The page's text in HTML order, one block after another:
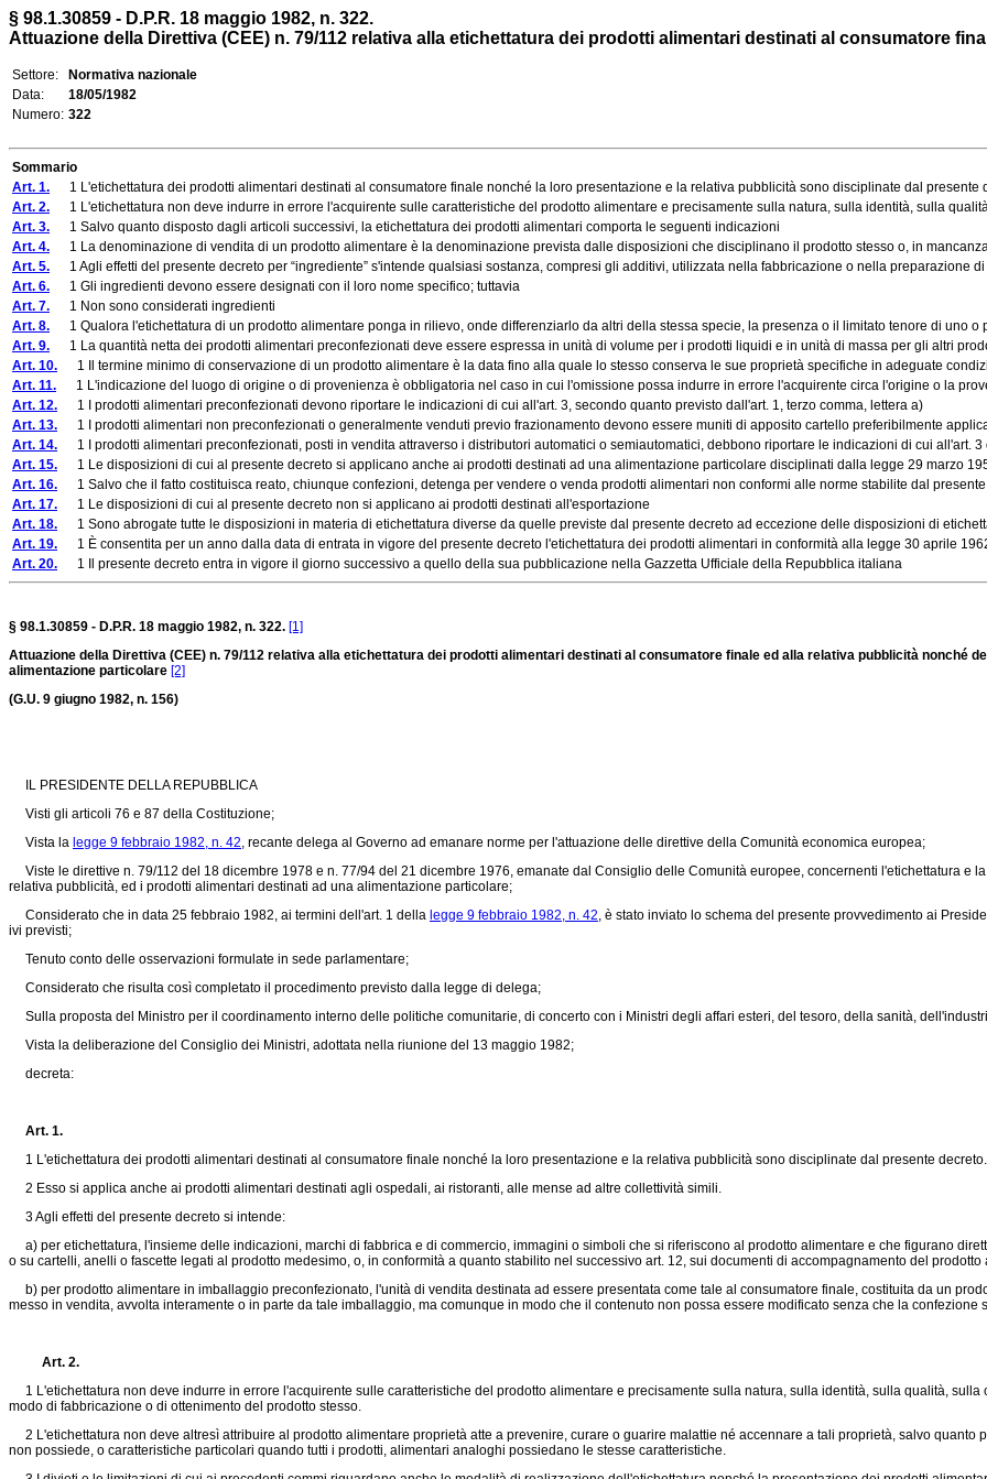
§ 98.1.30859 - D.P.R. 18 maggio 1982, n. 322.
Attuazione della Direttiva (CEE) n. 79/112 relativa alla etichettatura dei prodotti alimentari destinati al consumatore
Settore:
Normativa nazionale
Data:
18/05/1982
Numero: 322
Sommario
Art. 1. 1 L'etichettatura dei prodotti alimentari destinati al consumatore finale nonché la loro presentazione e la relativa pubblicità sono disciplinate dal presente
Art. 2. 1 L'etichettatura non deve indurre in errore l'acquirente sulle caratteristiche del prodotto alimentare e precisamente sulla natura, sulla identità, sulla
Art. 3. 1 Salvo quanto disposto dagli articoli successivi, la etichettatura dei prodotti alimentari comporta le seguenti indicazioni
Art. 4. 1 La denominazione di vendita di un prodotto alimentare è la denominazione prevista dalle disposizioni che disciplinano il prodotto stesso o, in
Art. 5. 1 Agli effetti del presente decreto per “ingrediente” s'intende qualsiasi sostanza, compresi gli additivi, utilizzata nella fabbricazione o nella preparazione
Art. 6. 1 Gli ingredienti devono essere designati con il loro nome specifico; tuttavia
Art. 7. 1 Non sono considerati ingredienti
Art. 8. 1 Qualora l'etichettatura di un prodotto alimentare ponga in rilievo, onde differenziarlo da altri della stessa specie, la presenza o il limitato tenore di uno o
Art. 9. 1 La quantità netta dei prodotti alimentari preconfezionati deve essere espressa in unità di volume per i prodotti liquidi e in unità di massa per gli altri
Art. 10. 1 Il termine minimo di conservazione di un prodotto alimentare è la data fino alla quale lo stesso conserva le sue proprietà specifiche in adeguate
Art. 11. 1 L'indicazione del luogo di origine o di provenienza è obbligatoria nel caso in cui l'omissione possa indurre in errore l'acquirente circa l'origine o la
Art. 12. 1 I prodotti alimentari preconfezionati devono riportare le indicazioni di cui all'art. 3, secondo quanto previsto dall'art. 1, terzo comma, lettera a)
Art. 13. 1 I prodotti alimentari non preconfezionati o generalmente venduti previo frazionamento devono essere muniti di apposito cartello preferibilmente
Art. 14. 1 I prodotti alimentari preconfezionati, posti in vendita attraverso i distributori automatici o semiautomatici, debbono riportare le indicazioni di cui all'art. 3
Art. 15. 1 Le disposizioni di cui al presente decreto si applicano anche ai prodotti destinati ad una alimentazione particolare disciplinati dalla legge 29 marzo
Art. 16. 1 Salvo che il fatto costituisca reato, chiunque confezioni, detenga per vendere o venda prodotti alimentari non conformi alle norme stabilite dal
Art. 17. 1 Le disposizioni di cui al presente decreto non si applicano ai prodotti destinati all'esportazione
Art. 18. 1 Sono abrogate tutte le disposizioni in materia di etichettatura diverse da quelle previste dal presente decreto ad eccezione delle disposizioni di
Art. 19. 1 È consentita per un anno dalla data di entrata in vigore del presente decreto l'etichettatura dei prodotti alimentari in conformità alla legge 30 aprile
Art. 20. 1 Il presente decreto entra in vigore il giorno successivo a quello della sua pubblicazione nella Gazzetta Ufficiale della Repubblica italiana
§ 98.1.30859 - D.P.R. 18 maggio 1982, n. 322. [1]
Attuazione della Direttiva (CEE) n. 79/112 relativa alla etichettatura dei prodotti alimentari destinati al consumatore finale ed alla relativa pubblicità nonché
alimentazione particolare [2]
(G.U. 9 giugno 1982, n. 156)
IL PRESIDENTE DELLA REPUBBLICA
Visti gli articoli 76 e 87 della Costituzione;
Vista la legge 9 febbraio 1982, n. 42, recante delega al Governo ad emanare norme per l'attuazione delle direttive della Comunità economica europea;
Viste le direttive n. 79/112 del 18 dicembre 1978 e n. 77/94 del 21 dicembre 1976, emanate dal Consiglio delle Comunità europee, concernenti l'etichettatura e
relativa pubblicità, ed i prodotti alimentari destinati ad una alimentazione particolare;
Considerato che in data 25 febbraio 1982, ai termini dell'art. 1 della legge 9 febbraio 1982, n. 42, è stato inviato lo schema del presente provvedimento ai
ivi previsti;
Tenuto conto delle osservazioni formulate in sede parlamentare;
Considerato che risulta così completato il procedimento previsto dalla legge di delega;
Sulla proposta del Ministro per il coordinamento interno delle politiche comunitarie, di concerto con i Ministri degli affari esteri, del tesoro, della sanità,
Vista la deliberazione del Consiglio dei Ministri, adottata nella riunione del 13 maggio 1982;
decreta:
Art. 1.
1 L'etichettatura dei prodotti alimentari destinati al consumatore finale nonché la loro presentazione e la relativa pubblicità sono disciplinate dal presente decreto.
2 Esso si applica anche ai prodotti alimentari destinati agli ospedali, ai ristoranti, alle mense ad altre collettività simili.
3 Agli effetti del presente decreto si intende:
a) per etichettatura, l'insieme delle indicazioni, marchi di fabbrica e di commercio, immagini o simboli che si riferiscono al prodotto alimentare e che figurano
o su cartelli, anelli o fascette legati al prodotto medesimo, o, in conformità a quanto stabilito nel successivo art. 12, sui documenti di accompagnamento del prodotto
b) per prodotto alimentare in imballaggio preconfezionato, l'unità di vendita destinata ad essere presentata come tale al consumatore finale, costituita da un
messo in vendita, avvolta interamente o in parte da tale imballaggio, ma comunque in modo che il contenuto non possa essere modificato senza che la confezione
Art. 2.
1 L'etichettatura non deve indurre in errore l'acquirente sulle caratteristiche del prodotto alimentare e precisamente sulla natura, sulla identità, sulla qualità,
modo di fabbricazione o di ottenimento del prodotto stesso.
2 L'etichettatura non deve altresì attribuire al prodotto alimentare proprietà atte a prevenire, curare o guarire malattie né accennare a tali proprietà, salvo quanto
non possiede, o caratteristiche particolari quando tutti i prodotti, alimentari analoghi possiedano le stesse caratteristiche.